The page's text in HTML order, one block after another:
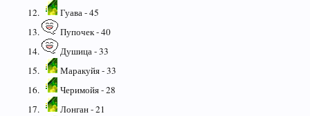
Гуава - 45
Пупочек - 40
Душица - 33
Маракуйя - 33
Черимойя - 28
Лонган - 21